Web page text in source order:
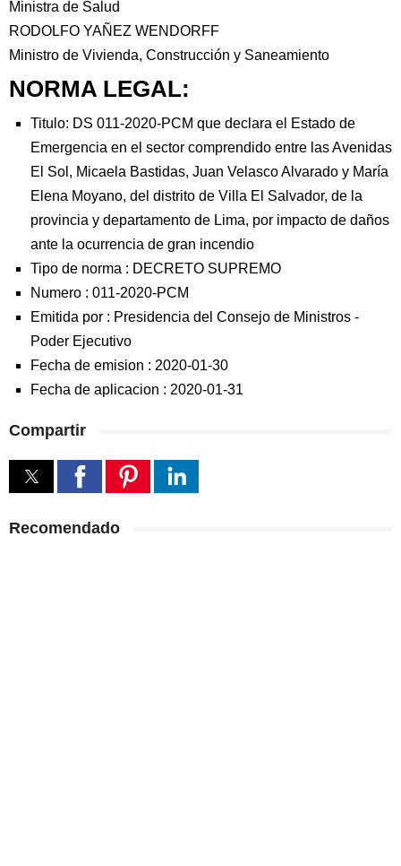
Ministra de Salud
RODOLFO YAÑEZ WENDORFF
Ministro de Vivienda, Construcción y Saneamiento
NORMA LEGAL:
Titulo: DS 011-2020-PCM que declara el Estado de
Emergencia en el sector comprendido entre las Avenidas
El Sol, Micaela Bastidas, Juan Velasco Alvarado y María
Elena Moyano, del distrito de Villa El Salvador, de la
provincia y departamento de Lima, por impacto de daños
ante la ocurrencia de gran incendio
Tipo de norma : DECRETO SUPREMO
Numero : 011-2020-PCM
Emitida por : Presidencia del Consejo de Ministros -
Poder Ejecutivo
Fecha de emision : 2020-01-30
Fecha de aplicacion : 2020-01-31
Compartir
Recomendado